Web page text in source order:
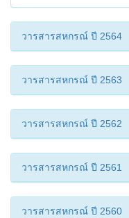
วารสารสหกรณ์ ปี 2564
วารสารสหกรณ์ ปี 2563
วารสารสหกรณ์ ปี 2562
วารสารสหกรณ์ ปี 2561
วารสารสหกรณ์ ปี 2560